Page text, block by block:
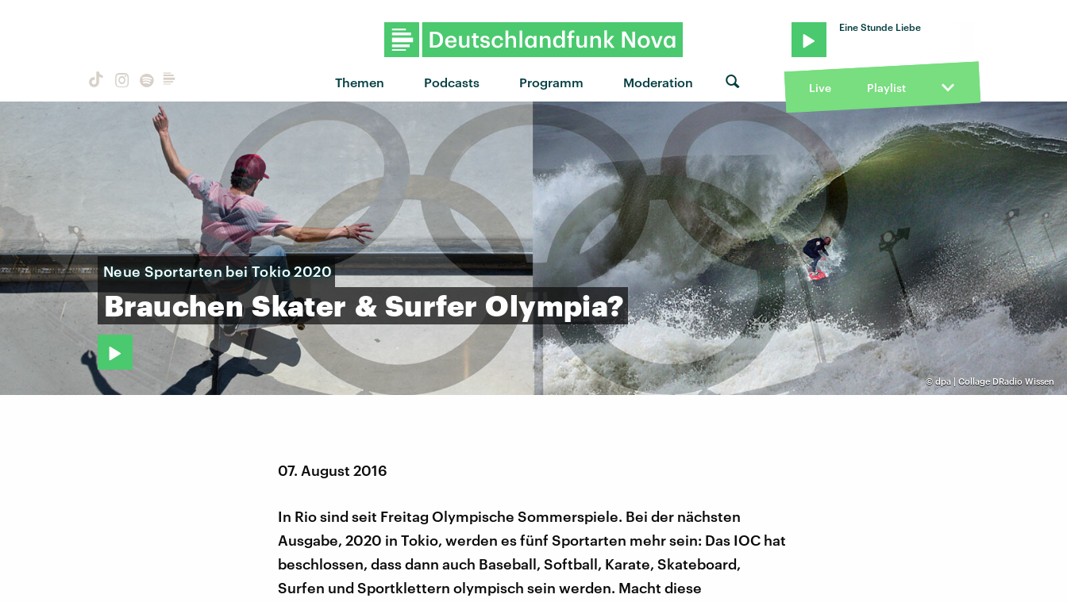
Themen Podcasts Programm Moderation
Eine Stunde Liebe
Live Playlist
©dpa | Collage DRadio Wissen
Neue Sportarten bei Tokio 2020
Brauchen Skater & Surfer Olympia?
07. August 2016
In Rio sind seit Freitag Olympische Sommerspiele. Bei der nächsten
Ausgabe, 2020 in Tokio, werden es fünf Sportarten mehr sein: Das IOC hat
beschlossen, dass dann auch Baseball, Softball, Karate, Skateboard,
Surfen und Sportklettern olympisch sein werden. Macht diese